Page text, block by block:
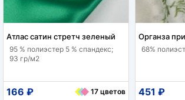
Атлас сатин стретч зеленый
95 % полиэстер 5 % спандекс;
93 гр/м2
166 ₽ 17 цветов
Органза
68%
451 ₽